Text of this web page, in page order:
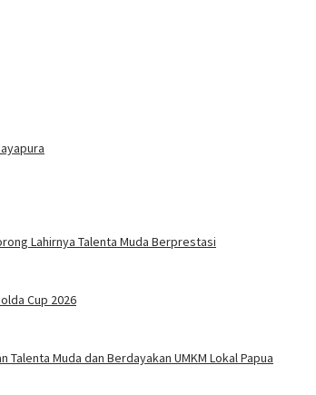
Lahirnya Talenta Muda Berprestasi
Cup 2026
Muda dan Berdayakan UMKM Lokal Papua